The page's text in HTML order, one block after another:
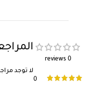
0 reviews
0
لا توجد